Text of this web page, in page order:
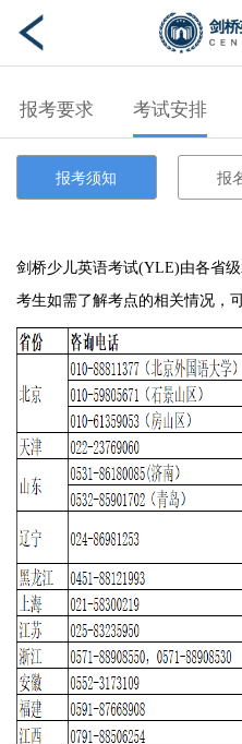
报考要求 考试安排
报考须知 报
剑桥少儿英语考试(YLE)由各省
考生如需了解考点的相关情况，